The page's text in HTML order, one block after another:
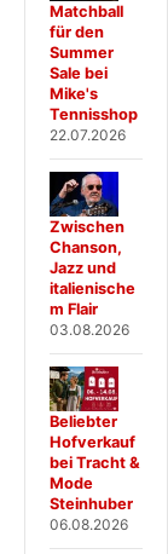
Matchball
für den
Summer
Sale bei
Mike's
Tennisshop
22.07.2026
Zwischen
Chanson,
Jazz und
italienische
m Flair
03.08.2026
Beliebter
Hofverkauf
bei Tracht &
Mode
Steinhuber
06.08.2026